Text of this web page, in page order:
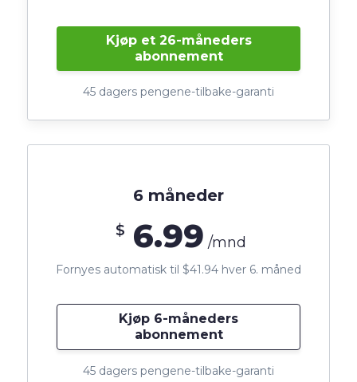
Kjøp et 26-måneders
abonnement
45 dagers pengene-tilbake-garanti
6 måneder
$ 6.99 /mnd
Fornyes automatisk til $41.94 hver 6. måned
Kjøp 6-måneders
abonnement
45 dagers pengene-tilbake-garanti